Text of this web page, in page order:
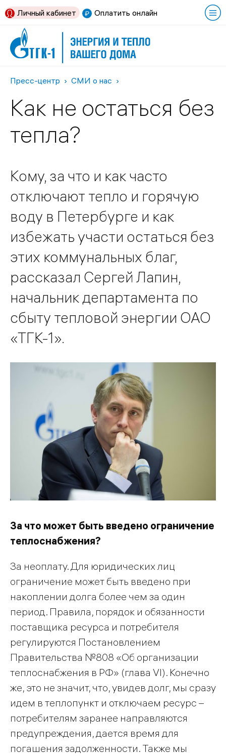
Оплатить онлайн
Личный кабинет
Пресс-центр СМИ о нас
Как не остаться без
тепла?
Кому, за что и как часто
отключают тепло и горячую
воду в Петербурге и как
избежать участи остаться без
этих коммунальных благ,
рассказал Сергей Лапин,
начальник департамента по
сбыту тепловой энергии ОАО
«ТГК-1».
За что может быть введено ограничение
теплоснабжения?
За неоплату. Для юридических лиц
ограничение может быть введено при
накоплении долга более чем за один
период. Правила, порядок и обязанности
поставщика ресурса и потребителя
регулируются Постановлением
Правительства №808 «Об организации
теплоснабжения в РФ» (глава VI). Конечно
же, это не значит, что, увидев долг, мы сразу
идем в теплопункт и отключаем ресурс –
потребителям заранее направляются
предупреждения, дается время для
погашения задолженности. Также мы